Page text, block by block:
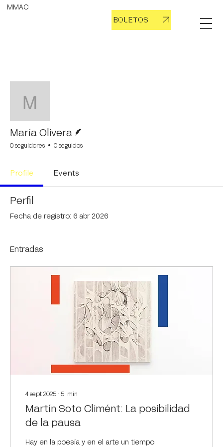
BOLETOS
MMAC
María Olivera
María Olivera
0 seguidores 0 seguidos
Profile Events
Perfil
Fecha de registro: 6 abr 2026
Entradas
4 sept 2025 ∙ 5 min
Martín Soto Climént: La posibilidad
de la pausa
Hay en la poesía y en el arte un tiempo